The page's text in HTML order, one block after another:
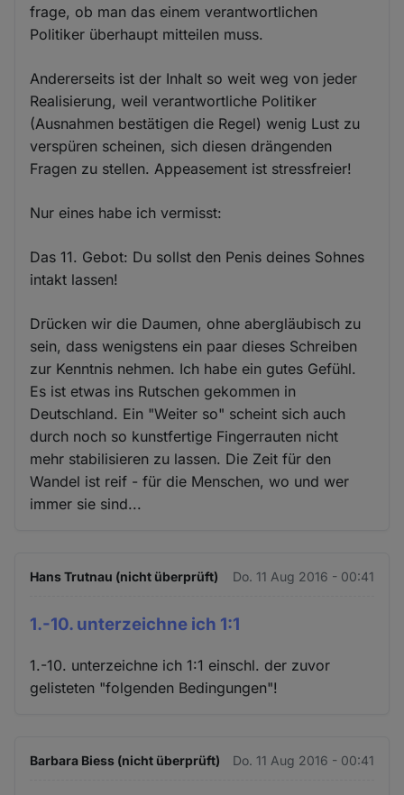
frage, ob man das einem verantwortlichen
Politiker überhaupt mitteilen muss.
Andererseits ist der Inhalt so weit weg von jeder
Realisierung, weil verantwortliche Politiker
(Ausnahmen bestätigen die Regel) wenig Lust zu
verspüren scheinen, sich diesen drängenden
Fragen zu stellen. Appeasement ist stressfreier!
Nur eines habe ich vermisst:
Das 11. Gebot: Du sollst den Penis deines Sohnes
intakt lassen!
Drücken wir die Daumen, ohne abergläubisch zu
sein, dass wenigstens ein paar dieses Schreiben
zur Kenntnis nehmen. Ich habe ein gutes Gefühl.
Es ist etwas ins Rutschen gekommen in
Deutschland. Ein "Weiter so" scheint sich auch
durch noch so kunstfertige Fingerrauten nicht
mehr stabilisieren zu lassen. Die Zeit für den
Wandel ist reif - für die Menschen, wo und wer
immer sie sind...
Hans Trutnau (nicht überprüft) Do. 11 Aug 2016 - 00:41
1.-10. unterzeichne ich 1:1
1.-10. unterzeichne ich 1:1 einschl. der zuvor
gelisteten "folgenden Bedingungen"!
Barbara Biess (nicht überprüft) Do. 11 Aug 2016 - 00:41